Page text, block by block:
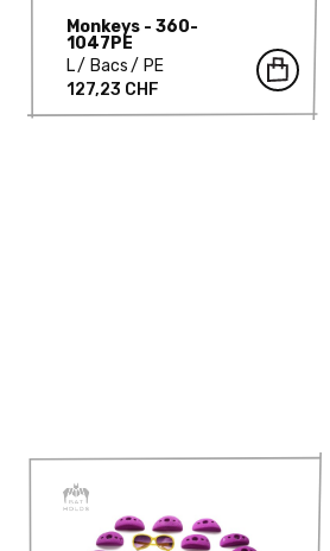
Monkeys - 360-
1047PE
L
Bacs
PE
127,23 CHF